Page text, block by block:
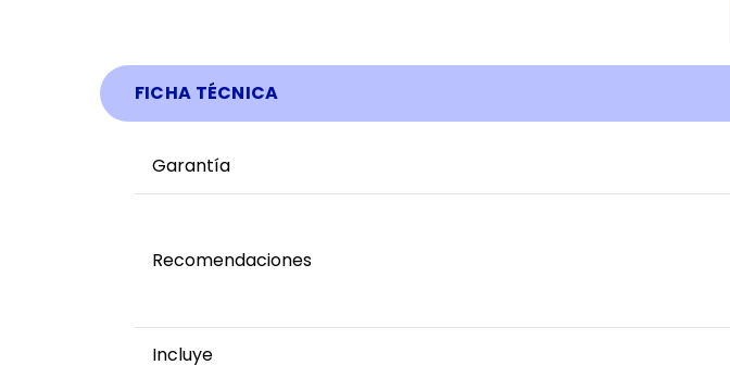
FICHA TÉCNICA
Garantía
Recomendaciones
Incluye